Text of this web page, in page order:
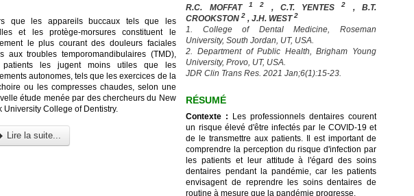
que les appareils buccaux tels que les
et les protège-morsures constituent le
le plus courant des douleurs faciales
aux troubles temporomandibulaires (TMD),
les jugent moins utiles que les
autonomes, tels que les exercices de la
ou les compresses chaudes, selon une
étude menée par des chercheurs du New
University College of Dentistry.
Lire la suite...
R.C. MOFFAT 1 2 , C.T. YENTES2
, B.T.
CROOKSTON2 , J.H. WEST2
1. College of Dental Medicine, Roseman
University, South Jordan, UT, USA.
2. Department of Public Health, Brigham Young
University, Provo, UT, USA.
JDR Clin Trans Res. 2021 Jan;6(1):15-23.
RÉSUMÉ
Contexte : Les professionnels dentaires courent
un risque élevé d'être infectés par le COVID-19 et
de le transmettre aux patients. Il est important de
comprendre la perception du risque d'infection par
les patients et leur attitude à l'égard des soins
dentaires pendant la pandémie, car les patients
envisagent de reprendre les soins dentaires de
routine à mesure que la pandémie progresse.